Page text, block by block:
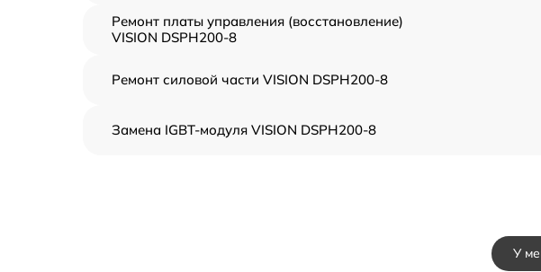
Ремонт платы управления (восстановление)
VISION DSPH200-8
Ремонт силовой части VISION DSPH200-8
Замена IGBT-модуля VISION DSPH200-8
У